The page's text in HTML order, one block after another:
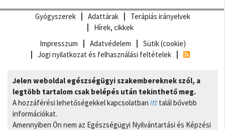
Gyógyszerek Adattárak
Terápiás irányelvek
Hírek, cikkek
Impresszum
Adatvédelem
Sütik (cookie)
Jogi nyilatkozat és felhasználási feltételek
Jelen weboldal egészségügyi szakembereknek szól, a
legtöbb tartalom csak belépés után tekinthető meg.
A hozzáférési lehetőségekkel kapcsolatban itt talál bővebb
információkat.
Amennyiben Ön nem az Egészségügyi Nyilvántartási és Képzési